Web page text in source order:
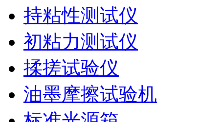
持粘性测试仪
初粘力测试仪
揉搓试验仪
油墨摩擦试验机